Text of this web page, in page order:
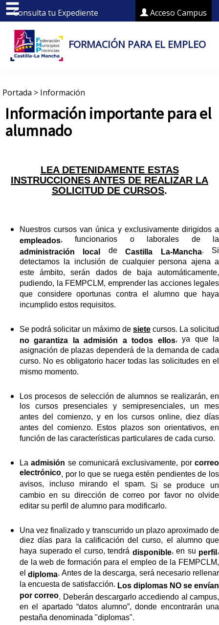
Acceso Campus
Consulta tu Expediente
FORMACIÓN PARA EL EMPLEO
Portada > Información
Información importante para el
alumnado
LEA DETENIDAMENTE ESTAS
INSTRUCCIONES ANTES DE REALIZAR LA
SOLICITUD DE CURSOS.
Nuestros cursos van única y exclusivamente dirigidos a
empleados, funcionarios o laborales de la
administración local deCastilla La-Mancha. Si
detectamos la inclusión de cualquier persona ajena a
este ámbito, serán dados de baja automáticamente,
pudiendo, la FEMPCLM, emprender las acciones legales
que considere oportunas contra el alumno que haya
incumplido estos requisitos.
Se podrá solicitar un máximo de siete cursos. La solicitud
no garantiza la admisión a todos ellos, ya que la
asignación de plazas dependerá de la demanda de cada
curso. No es obligatorio hacer todas las solicitudes en el
mismo momento.
Los procesos de selección de alumnos se realizarán, en
los cursos presenciales y semipresenciales, un mes
antes del comienzo, y en los cursos online, diez días
antes del comienzo. Estos plazos son orientativos, en
función de las características particulares de cada curso.
Laadmisión se comunicará exclusivamente, porcorreo
electrónico, por lo que se ruega estén pendientes de los
avisos, incluso mirando el spam. Si se produce un
cambio en su dirección de correo por favor no olvide
editar su perfil de alumno para modificarlo.
Una vez finalizado y transcurrido un plazo aproximado de
diez días para la calificación del curso, el alumno que
haya superado el curso, tendrá disponible, en su perfil ,
de la web de formación para el empleo de la FEMPCLM,
eldiploma. Antes de la descarga, será necesario rellenar
la encuesta de satisfacción. Los diplomas NO se envían
por correo. Deberán descargarlo accediendo al campus,
en el apartado “datos alumno”, donde encontrarán una
pestaña denominada "diplomas".